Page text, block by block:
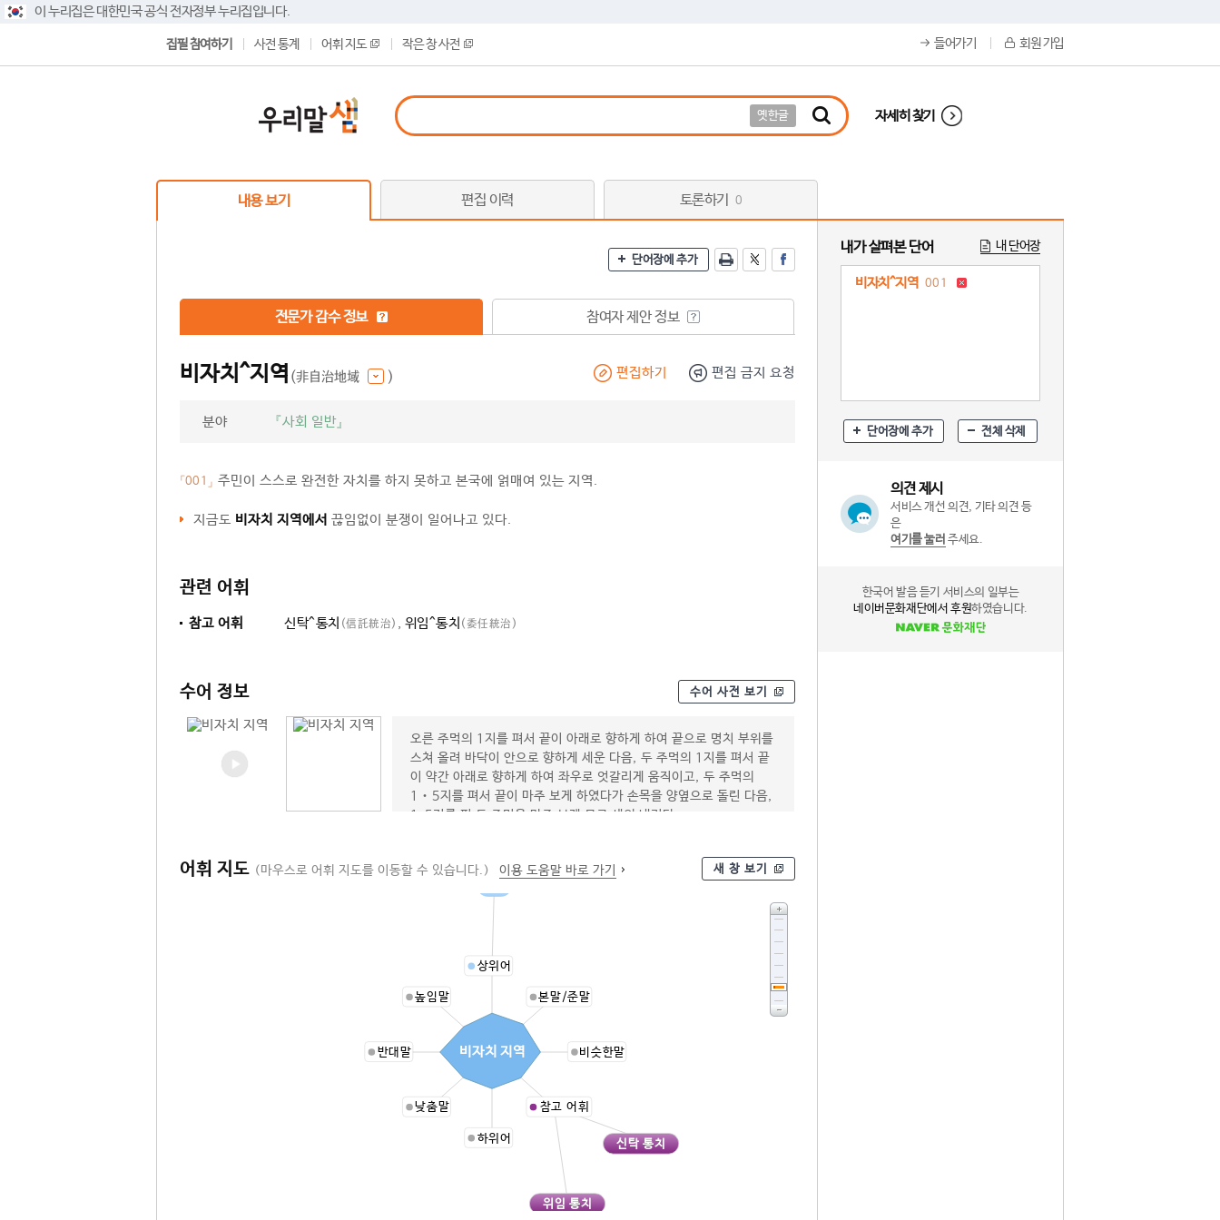
이 누리집은 대한민국 공식 전자정부 누리집입니다.
집필 참여하기 사전 통계 어휘 지도 작은 창 사전 들어가기 회원 가입
옛한글 자세히 찾기
내용 보기 편집 이력 토론하기 0
단어장에 추가
전문가 감수 정보 참여자 제안 정보
비자치^지역 (非自治地域 ) 편집하기 편집 금지 요청
분야 『사회 일반』
「001」 주민이 스스로 완전한 자치를 하지 못하고 본국에 얽매여 있는 지역.
지금도 비자치 지역에서 끊임없이 분쟁이 일어나고 있다.
관련 어휘
참고 어휘 신탁^통치 (信託統治) , 위임^통치 (委任統治)
수어 정보 수어 사전 보기
오른 주먹의 1지를 펴서 끝이 아래로 향하게 하여 끝으로 명치 부위를
스쳐 올려 바닥이 안으로 향하게 세운 다음, 두 주먹의 1지를 펴서 끝
이 약간 아래로 향하게 하여 좌우로 엇갈리게 움직이고, 두 주먹의
1‧5지를 펴서 끝이 마주 보게 하였다가 손목을 양옆으로 돌린 다음,
1·5지를 편 두 주먹을 마주 보게 모로 세워 내린다.
어휘 지도 (마우스로 어휘 지도를 이동할 수 있습니다.) 이용 도움말 바로 가기 새 창 보기
상위어
본말/준말
비슷한말
신탁 통치
위임 통치
참고 어휘
하위어
낮춤말
반대말
높임말
비자치 지역
내가 살펴본 단어 내 단어장
비자치^지역 001
단어장에 추가 전체 삭제
의견 제시
서비스 개선 의견, 기타 의견 등
은
여기를 눌러 주세요.
한국어 발음 듣기 서비스의 일부는
네이버문화재단에서 후원하였습니다.